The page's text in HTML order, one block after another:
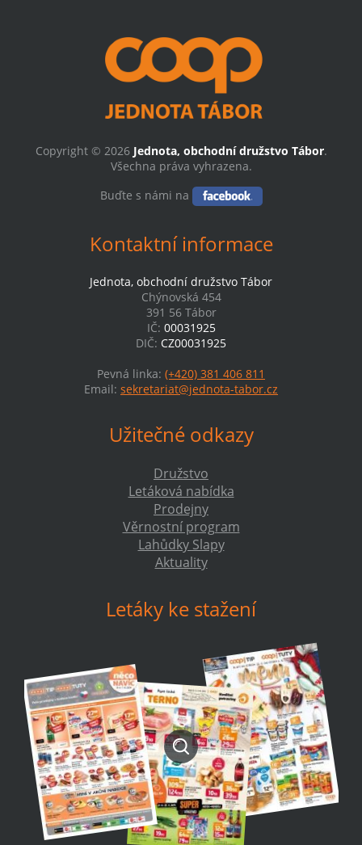
Copyright © 2026 Jednota, obchodní družstvo Tábor.
Všechna práva vyhrazena.
Buďte s námi na
Kontaktní informace
Jednota, obchodní družstvo Tábor
Chýnovská 454
391 56 Tábor
IČ: 00031925
DIČ: CZ00031925
Pevná linka: (+420) 381 406 811
Email: sekretariat@jednota-tabor.cz
Užitečné odkazy
Družstvo
Letáková nabídka
Prodejny
Věrnostní program
Lahůdky Slapy
Aktuality
Letáky ke stažení